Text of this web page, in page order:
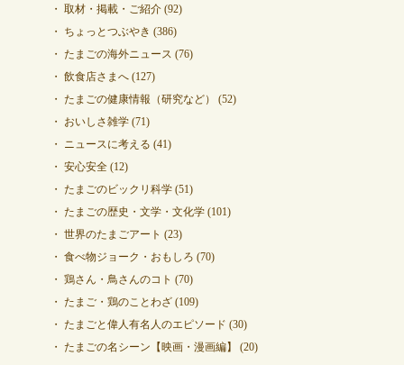
取材・掲載・ご紹介(92)
ちょっとつぶやき (386)
たまごの海外ニュース (76)
飲食店さまへ(127)
たまごの健康情報（研究など）
(52)
おいしさ雑学(71)
ニュースに考える (41)
安心安全(12)
たまごのビックリ科学(51)
たまごの歴史・文学・文化学(101)
世界のたまごアート (23)
食べ物ジョーク・おもしろ (70)
鶏さん・鳥さんのコト (70)
たまご・鶏のことわざ(109)
たまごと偉人有名人のエピソード (30)
たまごの名シーン【映画・漫画編】
(20)